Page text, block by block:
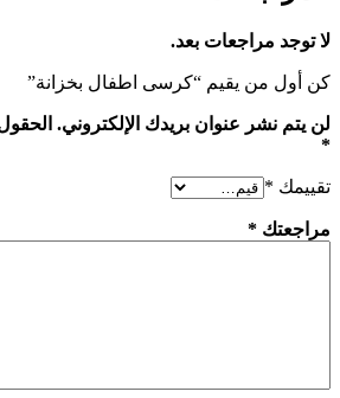
لا توجد مراجعات بعد.
كن أول من يقيم “كرسى اطفال بخزانة”
لن يتم نشر عنوان بريدك الإلكتروني.
*
تقييمك *
مراجعتك *